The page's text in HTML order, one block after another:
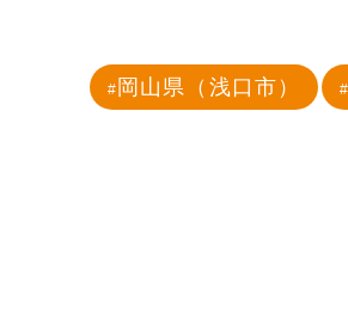
岡山県（浅口市）